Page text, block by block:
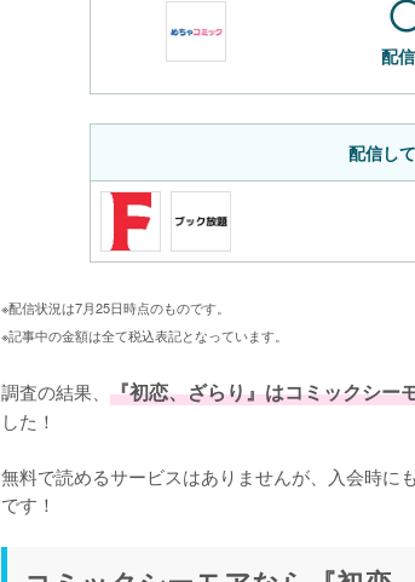
配
配信し
※配信状況は7月25日時点のものです。
※記事中の金額は全て税込表記となっています。
調査の結果、 『初恋、ざらり』はコミックシー
した！
無料で読めるサービスはありませんが、入会時に
です！